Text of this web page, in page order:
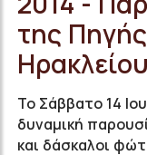
της
Ηρακλείου
Το Σάββατο 14
δυναμική
και δάσκαλοι